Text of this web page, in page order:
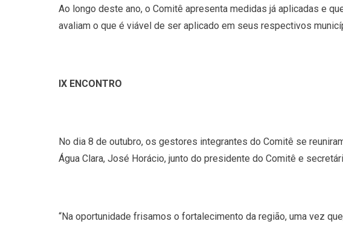
Ao longo deste ano, o Comitê apresenta medidas já aplicadas e
avaliam o que é viável de ser aplicado em seus respectivos
IX ENCONTRO
No dia 8 de outubro, os gestores integrantes do Comitê se
Água Clara, José Horácio, junto do presidente do Comitê e
“Na oportunidade frisamos o fortalecimento da região, uma vez